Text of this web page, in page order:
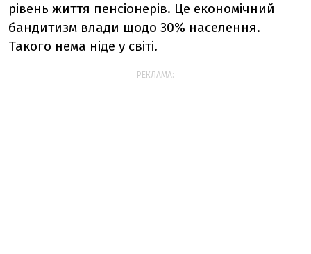
рівень життя пенсіонерів. Це економічний
бандитизм влади щодо 30% населення.
Такого нема ніде у світі.
РЕКЛАМА: